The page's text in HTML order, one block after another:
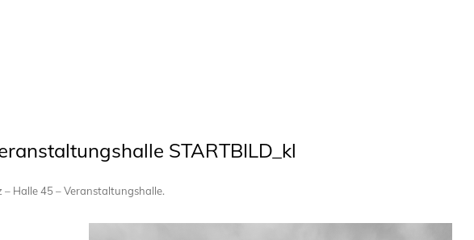
STARTBILD_kl
– Halle 45 – Veranstaltungshalle.